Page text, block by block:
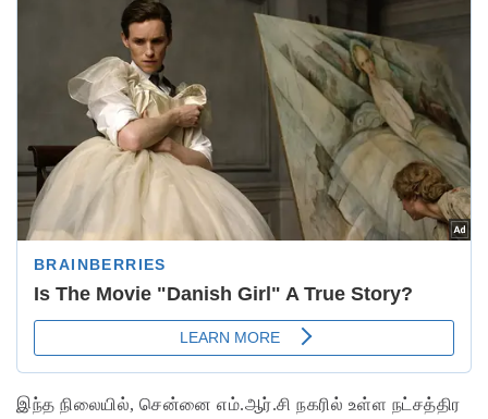
இந்த நிலையில், சென்னை எம்.ஆர்.சி நகரில் உள்ள நட்சத்திர